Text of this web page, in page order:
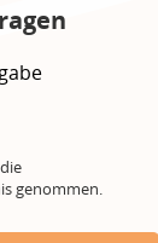
genommen.